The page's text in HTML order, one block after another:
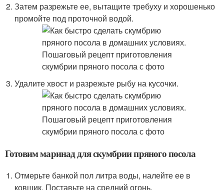
Затем разрежьте ее, вытащите требуху и хорошенько
промойте под проточной водой.
Удалите хвост и разрежьте рыбу на кусочки.
Готовим маринад для скумбрии пряного посола
Отмерьте банкой пол литра воды, налейте ее в
ковшик. Поставьте на средний огонь.